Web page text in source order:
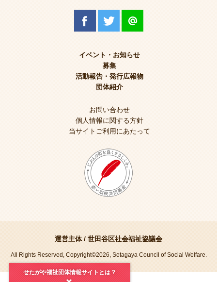
イベント・お知らせ
募集
活動報告・発行広報物
団体紹介
お問い合わせ
個人情報に関する方針
当サイトご利用にあたって
運営主体 / 世田谷区社会福祉協議会
All Rights Reserved, Copyright©2026, Setagaya Council of Social Welfare.
せたがや福祉団体情報サイトとは？